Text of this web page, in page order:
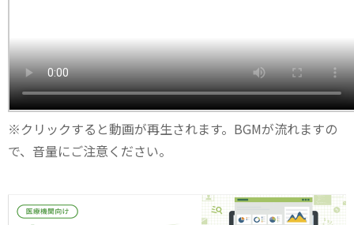
※クリックすると動画が再生されます。BGMが流れますの
で、音量にご注意ください。